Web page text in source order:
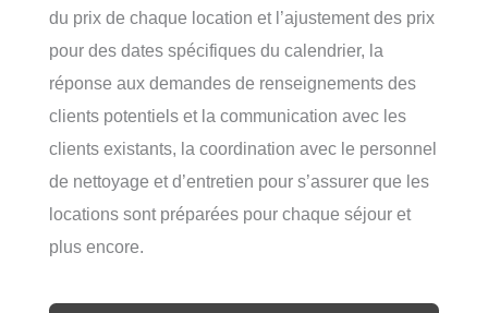
du prix de chaque location et l’ajustement des prix
pour des dates spécifiques du calendrier, la
réponse aux demandes de renseignements des
clients potentiels et la communication avec les
clients existants, la coordination avec le personnel
de nettoyage et d’entretien pour s’assurer que les
locations sont préparées pour chaque séjour et
plus encore.